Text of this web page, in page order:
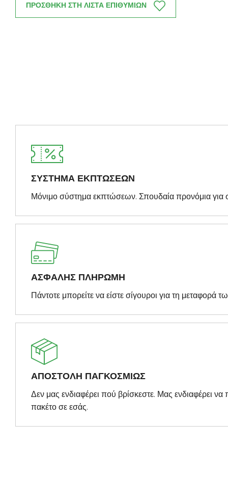
ΠΡΟΣΘΗΚΗ ΣΤΗ ΛΙΣΤΑ ΕΠΙΘΥΜΙΩΝ
ΣΥΣΤΗΜΑ ΕΚΠΤΩΣΕΩΝ
Μόνιμο σύστημα εκπτώσεων. Σπουδαία προνόμια για
ΑΣΦΑΛΗΣ ΠΛΗΡΩΜΗ
Πάντοτε μπορείτε να είστε σίγουροι για τη μεταφορά
ΑΠΟΣΤΟΛΗ ΠΑΓΚΟΣΜΙΩΣ
Δεν μας ενδιαφέρει πού βρίσκεστε. Μας ενδιαφέρει
πακέτο σε εσάς.